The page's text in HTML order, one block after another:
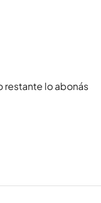
restante lo abonás